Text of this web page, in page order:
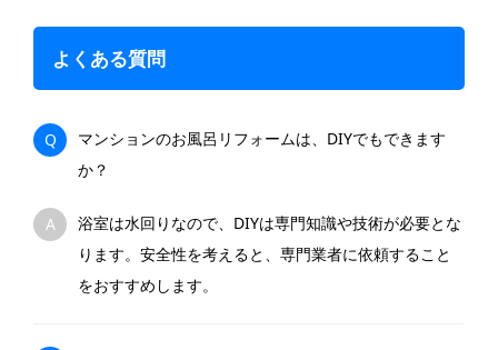
よくある質問
Q
マンションのお風呂リフォームは、DIYでもできます
か？
A
浴室は水回りなので、DIYは専門知識や技術が必要とな
ります。安全性を考えると、専門業者に依頼すること
をおすすめします。